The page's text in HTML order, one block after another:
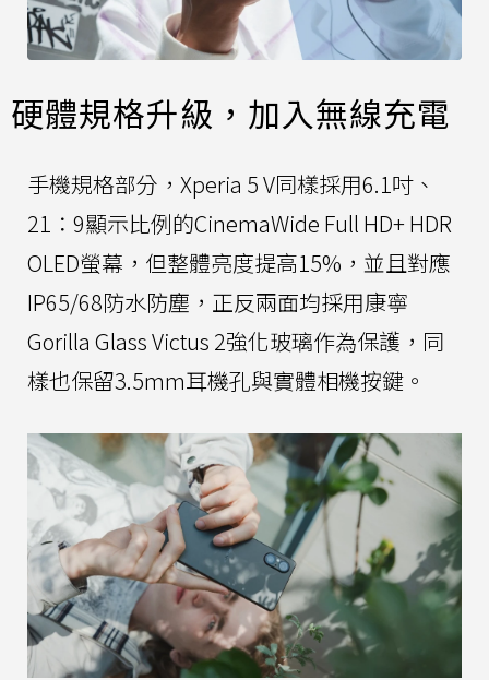
硬體規格升級，加入無線充電
手機規格部分，Xperia 5 V同樣採用6.1吋、
21：9顯示比例的CinemaWide Full HD+ HDR
OLED螢幕，但整體亮度提高15%，並且對應
IP65/68防水防塵，正反兩面均採用康寧
Gorilla Glass Victus 2強化玻璃作為保護，同
樣也保留3.5mm耳機孔與實體相機按鍵。